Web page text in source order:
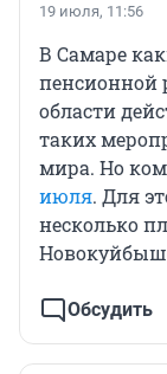
19 июля, 11:56
В Самаре
пенсионной
области
таких
мира. Но
июля. Для
несколько
Обсудить